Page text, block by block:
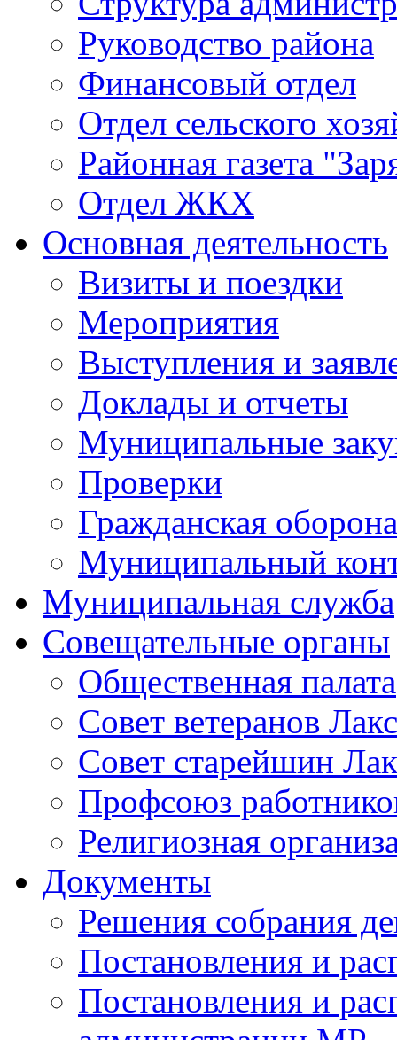
Руководство района
Финансовый отдел
Отдел сельского
Районная газета
Отдел ЖКХ
Основная деятельность
Визиты и поездки
Мероприятия
Выступления и
Доклады и отчеты
Муниципальные
Проверки
Гражданская
Муниципальный
Муниципальная служба
Совещательные органы
Общественная палата
Совет ветеранов
Совет старейшин
Профсоюз
Религиозная
Документы
Решения собрания
Постановления и
Постановления и